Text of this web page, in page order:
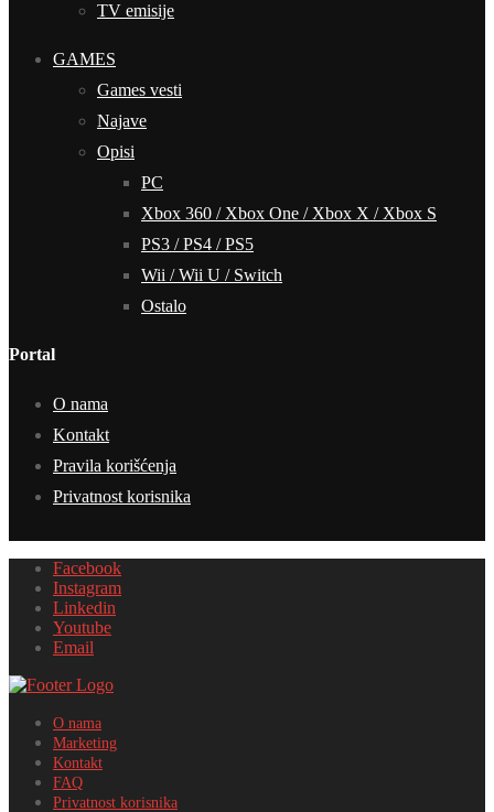
TV emisije
GAMES
Games vesti
Najave
Opisi
PC
Xbox 360 / Xbox One / Xbox X / Xbox S
PS3 / PS4 / PS5
Wii / Wii U / Switch
Ostalo
Portal
O nama
Kontakt
Pravila korišćenja
Privatnost korisnika
Facebook
Instagram
Linkedin
Youtube
Email
O nama
Marketing
Kontakt
FAQ
Privatnost korisnika